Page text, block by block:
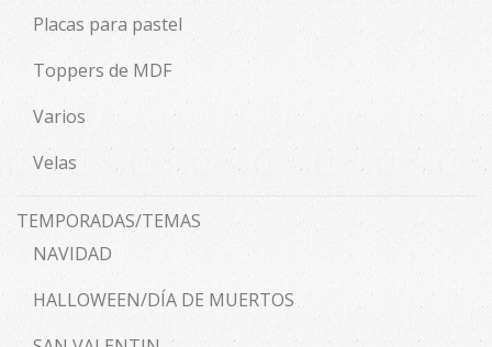
Placas para pastel
Toppers de MDF
Varios
Velas
TEMPORADAS/TEMAS
NAVIDAD
HALLOWEEN/DÍA DE MUERTOS